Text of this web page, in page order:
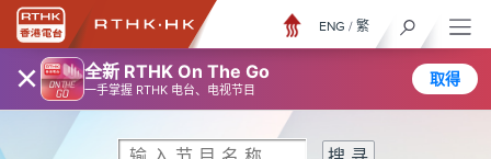
× 全新 RTHK On The Go
一手掌握 RTHK 电台、电视节目
取得
ENG / 繁